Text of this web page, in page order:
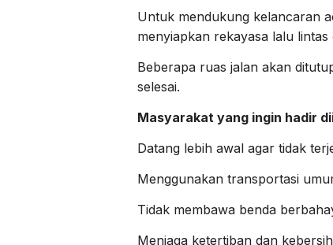
Untuk mendukung kelancaran
menyiapkan rekayasa lalu
Beberapa ruas jalan akan
selesai.
Masyarakat yang ingin hadir
Datang lebih awal agar tidak
Menggunakan transportasi
Tidak membawa benda
Menjaga ketertiban dan